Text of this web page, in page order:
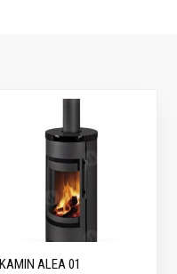
KAMIN ALEA 01